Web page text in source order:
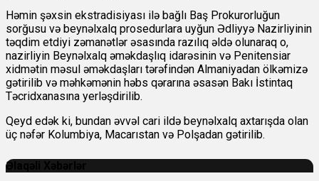
Həmin şəxsin ekstradisiyası ilə bağlı Baş Prokurorluğun
sorğusu və beynəlxalq prosedurlara uyğun Ədliyyə Nazirliyinin
təqdim etdiyi zəmanətlər əsasında razılıq əldə olunaraq o,
nazirliyin Beynəlxalq əməkdaşlıq idarəsinin və Penitensiar
xidmətin məsul əməkdaşları tərəfindən Almaniyadan ölkəmizə
gətirilib və məhkəmənin həbs qərarına əsasən Bakı İstintaq
Təcridxanasına yerləşdirilib.
Qeyd edək ki, bundan əvvəl cari ildə beynəlxalq axtarışda olan
üç nəfər Kolumbiya, Macarıstan və Polşadan gətirilib.
Əlaqəli Xəbərlər